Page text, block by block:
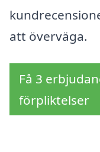
att överväga.
Få 3
förpliktelser